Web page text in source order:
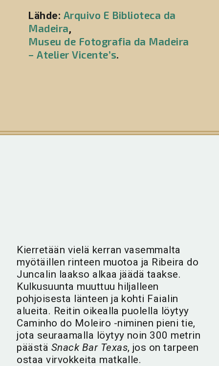
Lähde: Arquivo E Biblioteca da
Madeira,
Museu de Fotografia da Madeira
– Atelier Vicente’s.
Kierretään vielä kerran vasemmalta
myötäillen rinteen muotoa ja Ribeira do
Juncalin laakso alkaa jäädä taakse.
Kulkusuunta muuttuu hiljalleen
pohjoisesta länteen ja kohti Faialin
alueita. Reitin oikealla puolella löytyy
Caminho do Moleiro -niminen pieni tie,
jota seuraamalla löytyy noin 300 metrin
päästä Snack Bar Texas, jos on tarpeen
ostaa virvokkeita matkalle.